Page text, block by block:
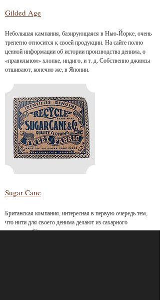
Gilded Age
Небольшая кампания, базирующаяся в Нью-Йорке, очень
трепетно относится к своей продукции. На сайте полно
ценной информации об истории производства денима, о
«правильном» хлопке, индиго, и т. д. Собственно джинсы
отшивают, конечно же, в Японии.
Sugar Cane
Британская компания, интересная в первую очередь тем,
что нити для своего денима делают из сахарного
тростника. Сразу понятно, что мы имеем дело с